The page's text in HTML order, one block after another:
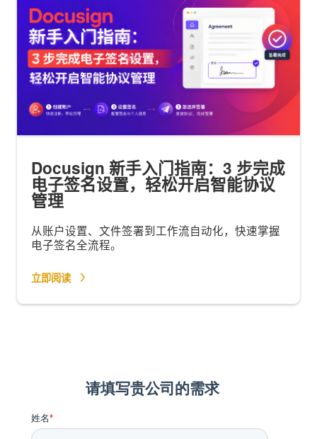
Docusign 新手入门指南：3 步完成
电子签名设置，轻松开启智能协议
管理
从账户设置、文件签署到工作流自动化，快速掌握
电子签名全流程。
立即阅读